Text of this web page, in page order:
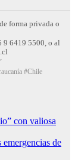
forma privada o
9 6419 5500, o al
#Chile
con valiosa
de